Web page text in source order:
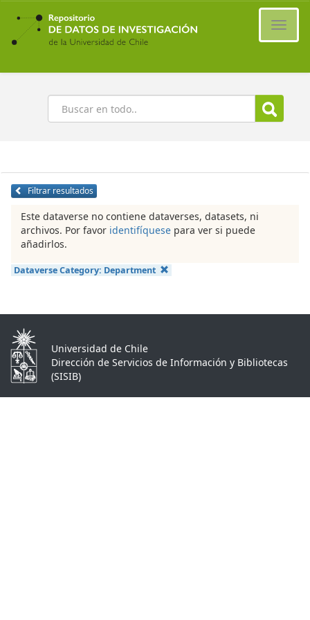
Ir
contenido
principal
Buscar
Filtrar resultados
Este dataverse no contiene dataverses, datasets, ni
archivos. Por favor identifíquese para ver si puede
añadirlos.
Dataverse Category: Department
Universidad de Chile
Dirección de Servicios de Información y Bibliotecas
(SISIB)